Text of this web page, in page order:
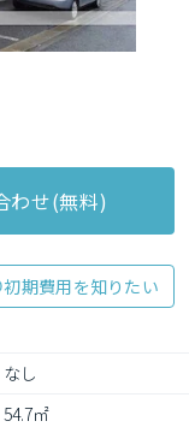
わせ(無料)
初期費用を知りたい
なし
54.7㎡